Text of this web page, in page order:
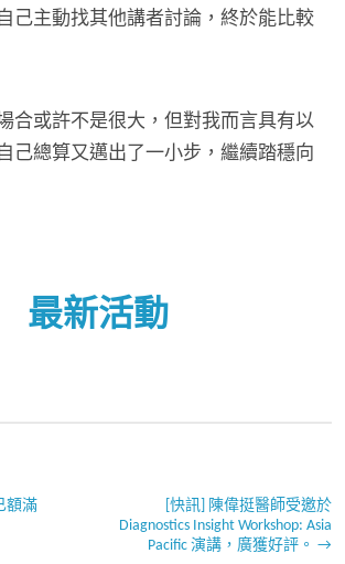
己主動找其他講者討論，終於能比較
合或許不是很大，但對我而言具有以
己總算又邁出了一小步，繼續踏穩向
最新活動
額滿
[快訊] 陳偉挺醫師受邀於
Diagnostics Insight Workshop: Asia
Pacific 演講，廣獲好評。 →